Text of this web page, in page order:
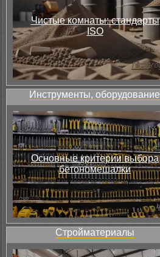
Чистые комнаты: стандарты
ISO
Инструменты, оборудование
Основные критерии выбора
бетономешалки
Стройматериалы